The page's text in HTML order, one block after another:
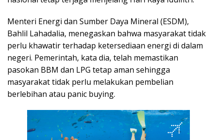
Menteri Energi dan Sumber Daya Mineral (ESDM),
Bahlil Lahadalia, menegaskan bahwa masyarakat tidak
perlu khawatir terhadap ketersediaan energi di dalam
negeri. Pemerintah, kata dia, telah memastikan
pasokan BBM dan LPG tetap aman sehingga
masyarakat tidak perlu melakukan pembelian
berlebihan atau panic buying.